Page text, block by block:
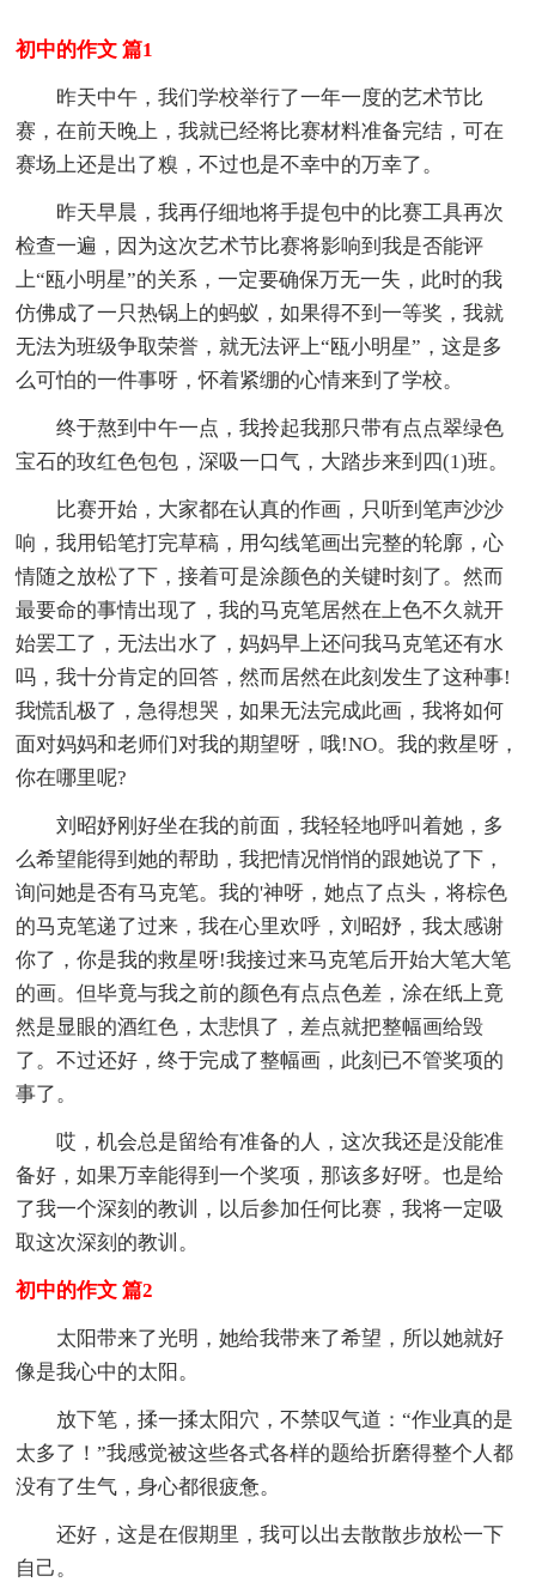
初中的作文 篇1
昨天中午，我们学校举行了一年一度的艺术节比
赛，在前天晚上，我就已经将比赛材料准备完结，可在
赛场上还是出了糗，不过也是不幸中的万幸了。
昨天早晨，我再仔细地将手提包中的比赛工具再次
检查一遍，因为这次艺术节比赛将影响到我是否能评
上“瓯小明星”的关系，一定要确保万无一失，此时的我
仿佛成了一只热锅上的蚂蚁，如果得不到一等奖，我就
无法为班级争取荣誉，就无法评上“瓯小明星”，这是多
么可怕的一件事呀，怀着紧绷的心情来到了学校。
终于熬到中午一点，我拎起我那只带有点点翠绿色
宝石的玫红色包包，深吸一口气，大踏步来到四(1)班。
比赛开始，大家都在认真的作画，只听到笔声沙沙
响，我用铅笔打完草稿，用勾线笔画出完整的轮廓，心
情随之放松了下，接着可是涂颜色的关键时刻了。然而
最要命的事情出现了，我的马克笔居然在上色不久就开
始罢工了，无法出水了，妈妈早上还问我马克笔还有水
吗，我十分肯定的回答，然而居然在此刻发生了这种事!
我慌乱极了，急得想哭，如果无法完成此画，我将如何
面对妈妈和老师们对我的期望呀，哦!NO。我的救星呀，
你在哪里呢?
刘昭妤刚好坐在我的前面，我轻轻地呼叫着她，多
么希望能得到她的帮助，我把情况悄悄的跟她说了下，
询问她是否有马克笔。我的'神呀，她点了点头，将棕色
的马克笔递了过来，我在心里欢呼，刘昭妤，我太感谢
你了，你是我的救星呀!我接过来马克笔后开始大笔大笔
的画。但毕竟与我之前的颜色有点点色差，涂在纸上竟
然是显眼的酒红色，太悲惧了，差点就把整幅画给毁
了。不过还好，终于完成了整幅画，此刻已不管奖项的
事了。
哎，机会总是留给有准备的人，这次我还是没能准
备好，如果万幸能得到一个奖项，那该多好呀。也是给
了我一个深刻的教训，以后参加任何比赛，我将一定吸
取这次深刻的教训。
初中的作文 篇2
太阳带来了光明，她给我带来了希望，所以她就好
像是我心中的太阳。
放下笔，揉一揉太阳穴，不禁叹气道：“作业真的是
太多了！”我感觉被这些各式各样的题给折磨得整个人都
没有了生气，身心都很疲惫。
还好，这是在假期里，我可以出去散散步放松一下
自己。